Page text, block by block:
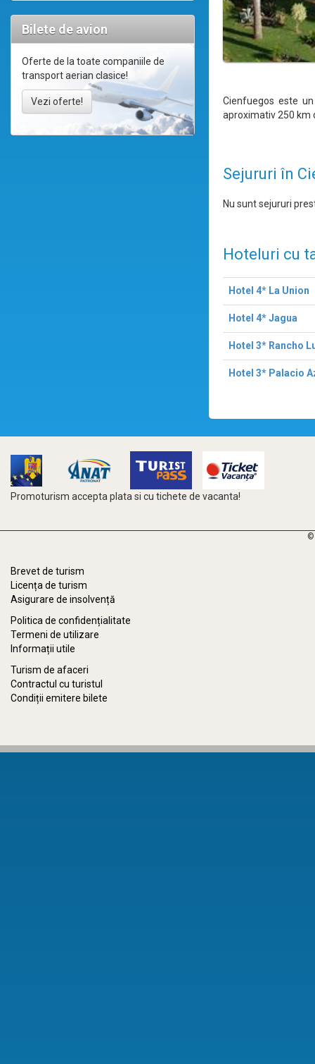
Bilete de avion
Oferte de la toate companiile de
transport aerian clasice!
Vezi oferte!
Cienfuegos este
aproximativ 250 km
Sejururi în
Nu sunt sejururi
Hoteluri cu
Hotel 4* La Union
Hotel 4* Jagua
Hotel 3* Rancho
Hotel 3* Palacio
Promoturism accepta plata si cu tichete de vacanta!
©
Brevet de turism
Licența de turism
Asigurare de insolvență
Politica de confidențialitate
Termeni de utilizare
Informații utile
Turism de afaceri
Contractul cu turistul
Condiții emitere bilete